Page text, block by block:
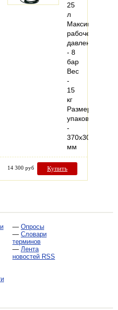
25
л
Максимальное
рабочее
давление
- 8
бар
Вес
-
15
кг
Размер
упаковки
-
370x300x800
мм
14 300 руб Купить
— Опросы
— Словари
терминов
— Лента
новостей RSS